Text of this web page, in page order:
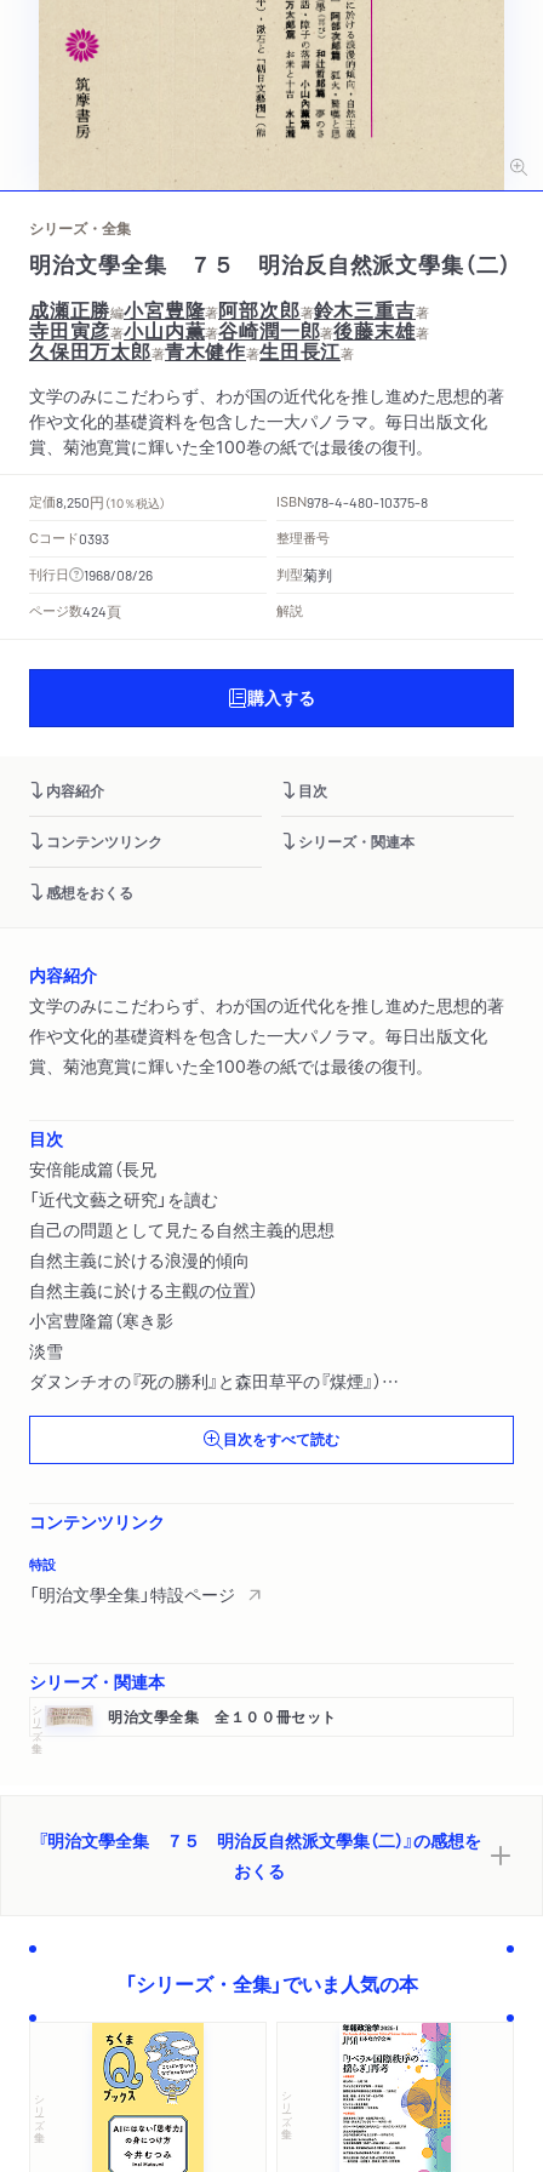
シリーズ・全集
明治文學全集 ７５ 明治反自然派文學集（二）
成瀬正勝編小宮豊隆著阿部次郎著鈴木三重吉著
寺田寅彦著小山内薫著谷崎潤一郎著後藤末雄著
久保田万太郎著青木健作著生田長江著
文学のみにこだわらず、わが国の近代化を推し進めた思想的著
作や文化的基礎資料を包含した一大パノラマ。毎日出版文化
賞、菊池寛賞に輝いた全100巻の紙では最後の復刊。
定価8,250円 （10％税込） ISBN978-4-480-10375-8
Cコード0393
整理番号
刊行日
1968/08/26 判型菊判
ページ数424頁 解説
購入する
内容紹介 目次
コンテンツリンク シリーズ・関連本
感想をおくる
内容紹介
文学のみにこだわらず、わが国の近代化を推し進めた思想的著
作や文化的基礎資料を包含した一大パノラマ。毎日出版文化
賞、菊池寛賞に輝いた全100巻の紙では最後の復刊。
目次
安倍能成篇（長兄
「近代文藝之研究」を讀む
自己の問題として見たる自然主義的思想
自然主義に於ける浪漫的傾向
自然主義に於ける主觀の位置）
小宮豊隆篇（寒き影
淡雪
ダヌンチオの『死の勝利』と森田草平の『煤煙』）
阿部次郎篇（狐火
自ら知らざる自然主義者
内生活眞寫の文學
内生活直寫の文學（再び））
和辻哲郎篇（夢のさめぎは
鈴木三重吉篇（女
黒血）
森田草平篇（落果
障子の落書）
反古）
谷崎潤一郎篇（刺青
少年）
後藤末雄篇（推移
素顔）
久保田万太郎篇（お米と十吉）
目次をすべて読む
コンテンツリンク
特設
「明治文學全集」特設ページ
シリーズ・関連本
シリーズ・全集 明治文學全集 全１００冊セット
『明治文學全集 ７５ 明治反自然派文學集（二）』の感想を
おくる
「シリーズ・全集」でいま人気の本
シリーズ・全集 シリーズ・全集